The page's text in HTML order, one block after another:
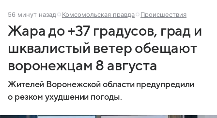
56 минут назад Комсомольская правда Происшествия
Жара до +37 градусов, град и
шквалистый ветер обещают
воронежцам 8 августа
Жителей Воронежской области предупредили
о резком ухудшении погоды.